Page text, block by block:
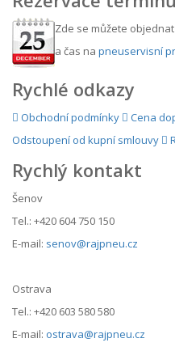
Zde se můžete
a čas na pneuservisní
Rychlé odkazy
Obchodní podmínky
Cena
Odstoupení od kupní smlouvy
Rychlý kontakt
Šenov
Tel.: +420 604 750 150
E-mail: senov@rajpneu.cz
Ostrava
Tel.: +420 603 580 580
E-mail: ostrava@rajpneu.cz